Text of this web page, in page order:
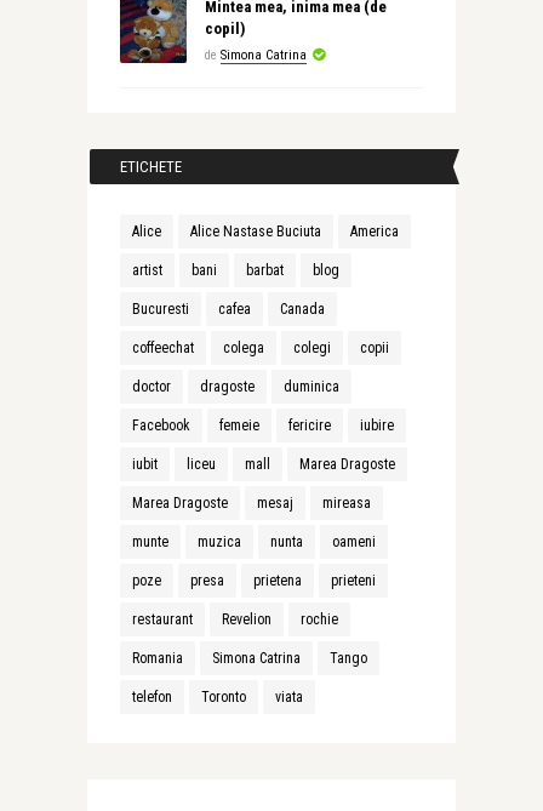
Mintea mea, inima mea (de
copil)
de Simona Catrina
ETICHETE
Alice Alice Nastase Buciuta America
artist bani barbat blog
Bucuresti cafea Canada
coffeechat colega colegi copii
doctor dragoste duminica
Facebook femeie fericire iubire
iubit liceu mall Marea Dragoste
Marea Dragoste mesaj mireasa
munte muzica nunta oameni
poze presa prietena prieteni
restaurant Revelion rochie
Romania Simona Catrina Tango
telefon Toronto viata